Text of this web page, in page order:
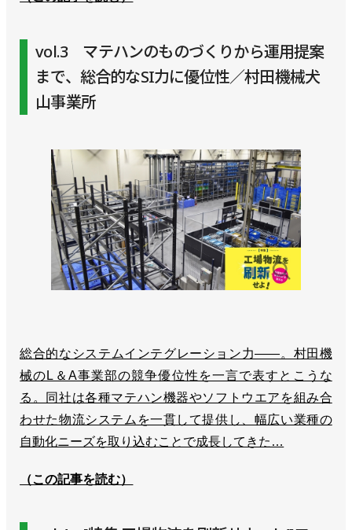
vol.3 マテハンのものづくりから運用提案
まで、総合的なSI力に優位性／村田機械犬
山事業所
総合的なシステムインテグレーション力――。村田機
械のL＆A事業部の競争優位性を一言で表すとこうな
る。同社は各種マテハン機器やソフトウエアを組み合
わせた物流システムを一貫して提供し、幅広い業種の
自動化ニーズを取り込むことで成長してきた…
（この記事を読む）